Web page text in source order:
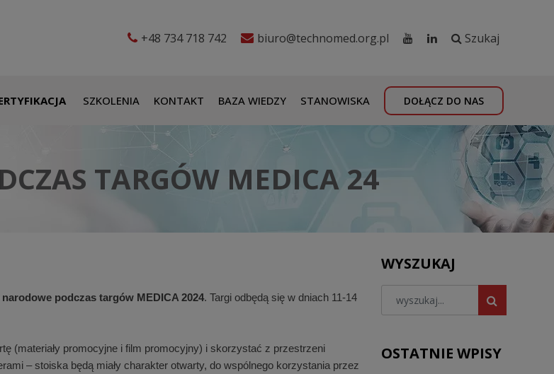
+48 734 718 742 biuro@technomed.org.pl Szukaj
SZKOLENIA KONTAKT BAZA WIEDZY STANOWISKA DOŁĄCZ DO NAS
TARGÓW MEDICA 24
podczas targów MEDICA 2024. Targi odbędą się w dniach 11-14
(materiały promocyjne i film promocyjny) i skorzystać z przestrzeni
– stoiska będą miały charakter otwarty, do wspólnego korzystania przez
WYSZUKAJ
OSTATNIE WPISY